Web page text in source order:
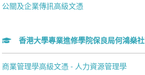
公關及企業傳訊高級文憑
香港大學專業進修學院保良局何鴻燊
商業管理學高級文憑 - 人力資源管理學